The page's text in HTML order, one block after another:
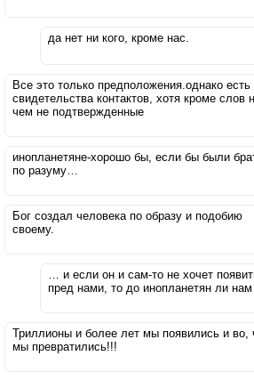
да нет ни кого, кроме нас.
Все это только предположения.однако есть
свидетельства контактов, хотя кроме слов
чем не подтвержденные
инопланетяне-хорошо бы, если бы были
по разуму…
Бог создал человека по образу и подобию
своему.
… и если он и сам-то не хочет
пред нами, то до инопланетян ли
Триллионы и более лет мы появились и во,
мы превратились!!!